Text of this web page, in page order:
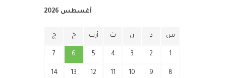
أغسطس 2026
س د ن ث أرب خ ج
1
2
3
4
5
6
7
8
9
10
11
12
13
14